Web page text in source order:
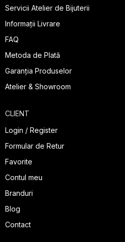
Servicii Atelier de Bijuterii
Informații Livrare
FAQ
Metoda de Plată
Garanția Produselor
Atelier & Showroom
CLIENT
Login / Register
Formular de Retur
Favorite
Contul meu
Branduri
Blog
Contact